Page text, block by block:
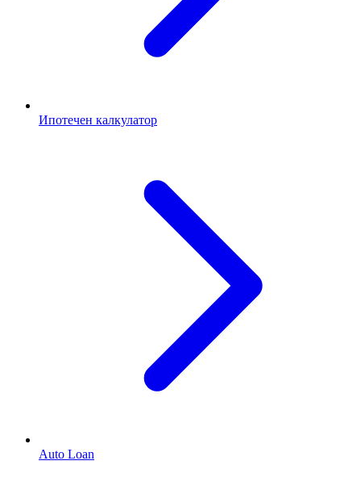
Ипотечен калкулатор
Auto Loan